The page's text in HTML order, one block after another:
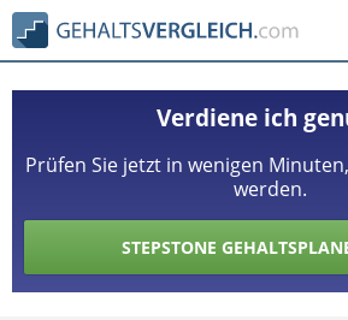
Verdiene ich
Prüfen Sie jetzt in wenigen
werden.
STEPSTONE